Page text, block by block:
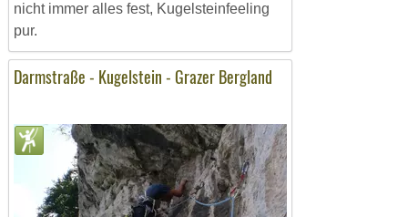
nicht immer alles fest, Kugelsteinfeeling
pur.
Darmstraße - Kugelstein - Grazer Bergland